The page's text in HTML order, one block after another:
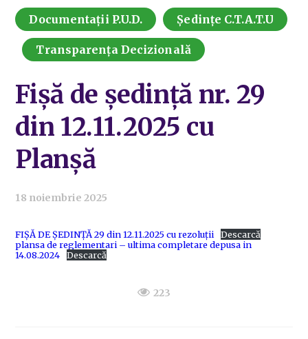
Documentații P.U.D. Ședințe C.T.A.T.U
Transparența Decizională
Fișă de ședință nr. 29
din 12.11.2025 cu
Planșă
18 noiembrie 2025
FIȘĂ DE ȘEDINȚĂ 29 din 12.11.2025 cu rezoluții
Descarcă
plansa de reglementari – ultima completare depusa in
14.08.2024
Descarcă
223